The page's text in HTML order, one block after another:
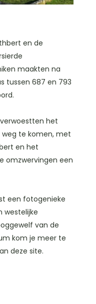
en de
maakten na
tussen 687 en 793
het
te komen, met
en het
omzwervingen een
een fotogenieke
westelijke
van de
kom je meer te
deze site.